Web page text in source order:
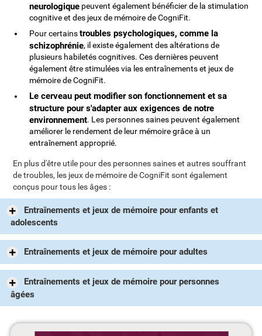
neurologique peuvent également bénéficier de la stimulation
cognitive et des jeux de mémoire de CogniFit.
Pour certainstroubles psychologiques, comme la
schizophrénie, il existe également des altérations de
plusieurs habiletés cognitives. Ces dernières peuvent
également être stimulées via les entraînements et jeux de
mémoire de CogniFit.
Le cerveau peut modifier son fonctionnement et sa
structure pour s'adapter aux exigences de notre
environnement. Les personnes saines peuvent également
améliorer le rendement de leur mémoire grâce à un
entraînement approprié.
En plus d'être utile pour des personnes saines et autres souffrant
de troubles, les jeux de mémoire de CogniFit sont également
conçus pour tous les âges :
Entraînements et jeux de mémoire pour enfants et
adolescents
Entraînements et jeux de mémoire pour adultes
Entraînements et jeux de mémoire pour personnes
âgées